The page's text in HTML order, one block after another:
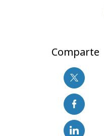
Comparte